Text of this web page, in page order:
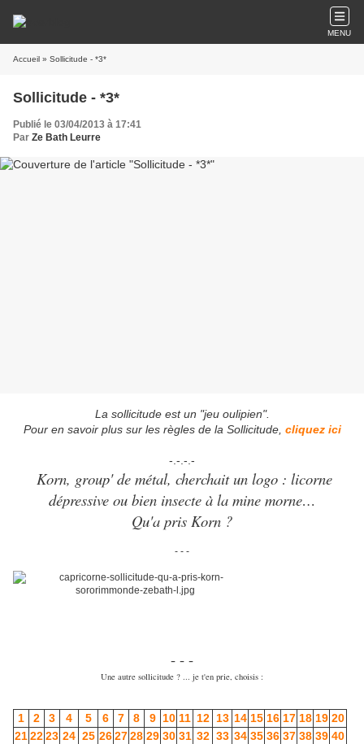
MENU
Accueil » Sollicitude - *3*
Sollicitude - *3*
Publié le 03/04/2013 à 17:41
Par Ze Bath Leurre
La sollicitude est un "jeu oulipien".
Pour en savoir plus sur les règles de la Sollicitude, cliquez ici
-.-.-.-
Korn, group' de métal, cherchait un logo : licorne
dépressive ou bien insecte à la mine morne…
Qu'a pris Korn ?
- - -
- - -
Une autre sollicitude ? ... je t'en prie, choisis :
1 2 3 4 5 6 7 8 9 10 11 12 13 14 15 16 17 18 19 20
212223 24 25 262728 29 30 31 32 33 34 35 36 37 38 39 40